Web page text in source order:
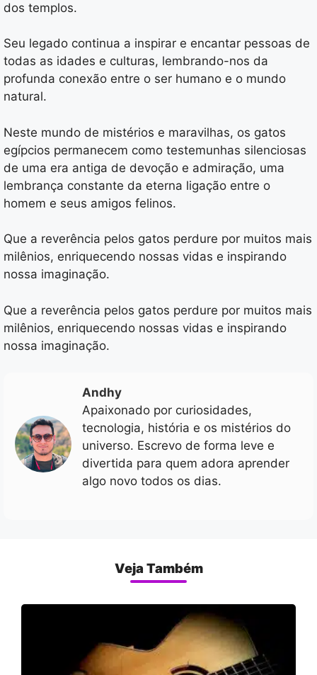
dos templos.
Seu legado continua a inspirar e encantar pessoas de
todas as idades e culturas, lembrando-nos da
profunda conexão entre o ser humano e o mundo
natural.
Neste mundo de mistérios e maravilhas, os gatos
egípcios permanecem como testemunhas silenciosas
de uma era antiga de devoção e admiração, uma
lembrança constante da eterna ligação entre o
homem e seus amigos felinos.
Que a reverência pelos gatos perdure por muitos mais
milênios, enriquecendo nossas vidas e inspirando
nossa imaginação.
Que a reverência pelos gatos perdure por muitos mais
milênios, enriquecendo nossas vidas e inspirando
nossa imaginação.
Andhy
Apaixonado por curiosidades,
tecnologia, história e os mistérios do
universo. Escrevo de forma leve e
divertida para quem adora aprender
algo novo todos os dias.
Veja Também